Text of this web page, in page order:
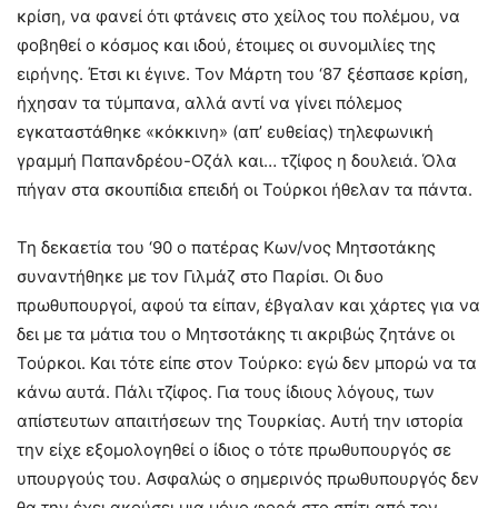
κρίση, να φανεί ότι φτάνεις στο χείλος του πολέμου, να
φοβηθεί ο κόσμος και ιδού, έτοιμες οι συνομιλίες της
ειρήνης. Έτσι κι έγινε. Τον Μάρτη του ‘87 ξέσπασε κρίση,
ήχησαν τα τύμπανα, αλλά αντί να γίνει πόλεμος
εγκαταστάθηκε «κόκκινη» (απ’ ευθείας) τηλεφωνική
γραμμή Παπανδρέου-Οζάλ και… τζίφος η δουλειά. Όλα
πήγαν στα σκουπίδια επειδή οι Τούρκοι ήθελαν τα πάντα.
Τη δεκαετία του ‘90 ο πατέρας Κων/νος Μητσοτάκης
συναντήθηκε με τον Γιλμάζ στο Παρίσι. Οι δυο
πρωθυπουργοί, αφού τα είπαν, έβγαλαν και χάρτες για να
δει με τα μάτια του ο Μητσοτάκης τι ακριβώς ζητάνε οι
Τούρκοι. Και τότε είπε στον Τούρκο: εγώ δεν μπορώ να τα
κάνω αυτά. Πάλι τζίφος. Για τους ίδιους λόγους, των
απίστευτων απαιτήσεων της Τουρκίας. Αυτή την ιστορία
την είχε εξομολογηθεί ο ίδιος ο τότε πρωθυπουργός σε
υπουργούς του. Ασφαλώς ο σημερινός πρωθυπουργός δεν